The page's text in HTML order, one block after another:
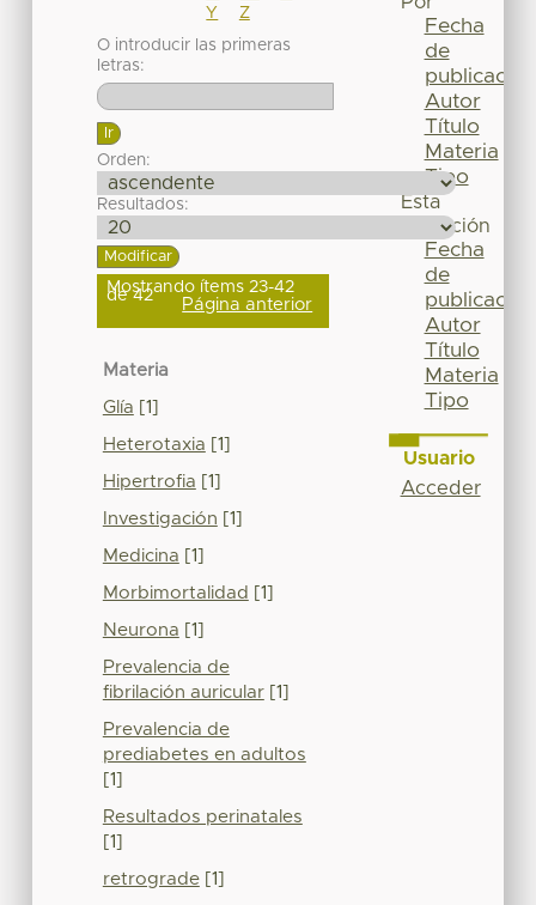
Y
Z
O introducir las primeras
letras:
Orden:
Resultados:
Mostrando ítems 23-42
de 42 Página anterior
Materia
Glía [1]
Heterotaxia [1]
Hipertrofia [1]
Investigación [1]
Medicina [1]
Morbimortalidad [1]
Neurona [1]
Prevalencia de
fibrilación auricular[1]
Prevalencia de
prediabetes en adultos
[1]
Resultados perinatales
[1]
retrograde[1]
Fecha
de
publicación
Autor
Título
Materia
Tipo
Esta
colección
Fecha
de
publicación
Autor
Título
Materia
Tipo
Usuario
Acceder